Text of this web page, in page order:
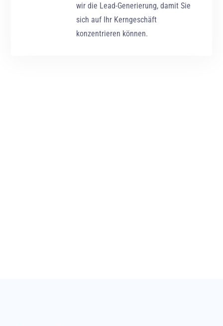
wir die Lead-Generierung, damit Sie
sich auf Ihr Kerngeschäft
konzentrieren können.